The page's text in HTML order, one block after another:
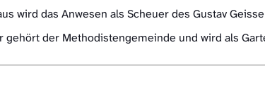
wird das Anwesen als Scheuer des Gustav
der Methodistengemeinde und wird als